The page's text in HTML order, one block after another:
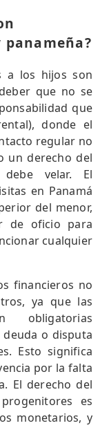
a los hijos son
que no se
que
donde el
regular no
un derecho del
velar. El
en Panamá
del menor,
de oficio para
cualquier
financieros no
ya que las
o disputa
Esto significa
por la falta
El derecho del
es
monetarios, y